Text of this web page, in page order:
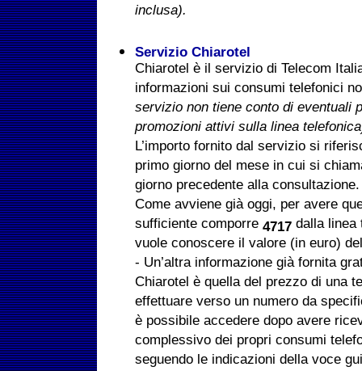
inclusa).
Servizio Chiarotel
Chiarotel è il servizio di Telecom
informazioni sui consumi telefonici
servizio non tiene conto di eventuali
promozioni attivi sulla linea
L’importo fornito dal servizio si
primo giorno del mese in cui si
giorno precedente alla consultazione.
Come avviene già oggi, per avere
sufficiente comporre 4717 dalla linea
vuole conoscere il valore (in euro)
- Un’altra informazione già fornita
Chiarotel è quella del prezzo di una
effettuare verso un numero da
è possibile accedere dopo avere
complessivo dei propri consumi
seguendo le indicazioni della voce